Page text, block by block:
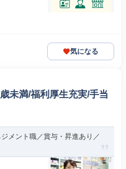
気になる
未満/福利厚生充実/手当
メント職／賞与・昇進あり／